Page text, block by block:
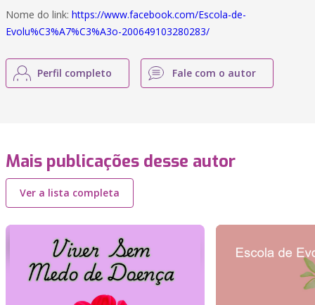
Nome do link: https://www.facebook.com/Escola-de-
Evolu%C3%A7%C3%A3o-200649103280283/
Perfil completo Fale com o autor
Mais publicações desse autor
Ver a lista completa